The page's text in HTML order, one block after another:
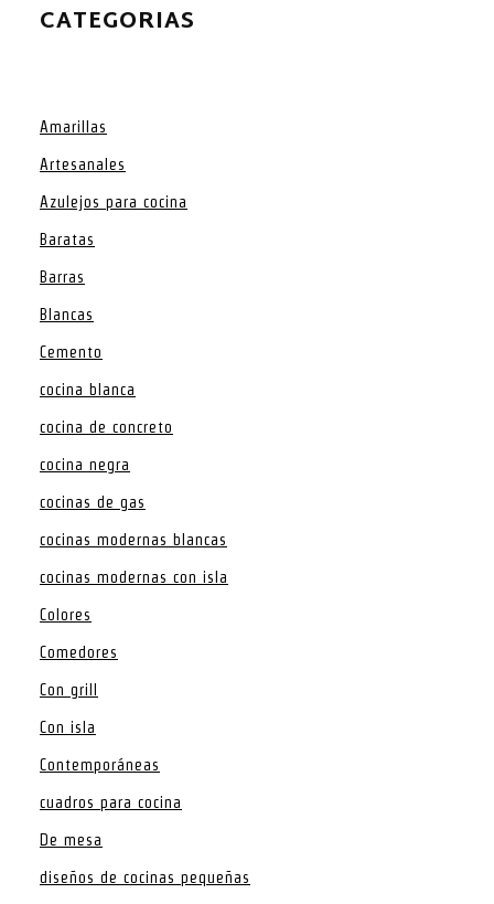
CATEGORIAS
Amarillas
Artesanales
Azulejos para cocina
Baratas
Barras
Blancas
Cemento
cocina blanca
cocina de concreto
cocina negra
cocinas de gas
cocinas modernas blancas
cocinas modernas con isla
Colores
Comedores
Con grill
Con isla
Contemporáneas
cuadros para cocina
De mesa
diseños de cocinas pequeñas